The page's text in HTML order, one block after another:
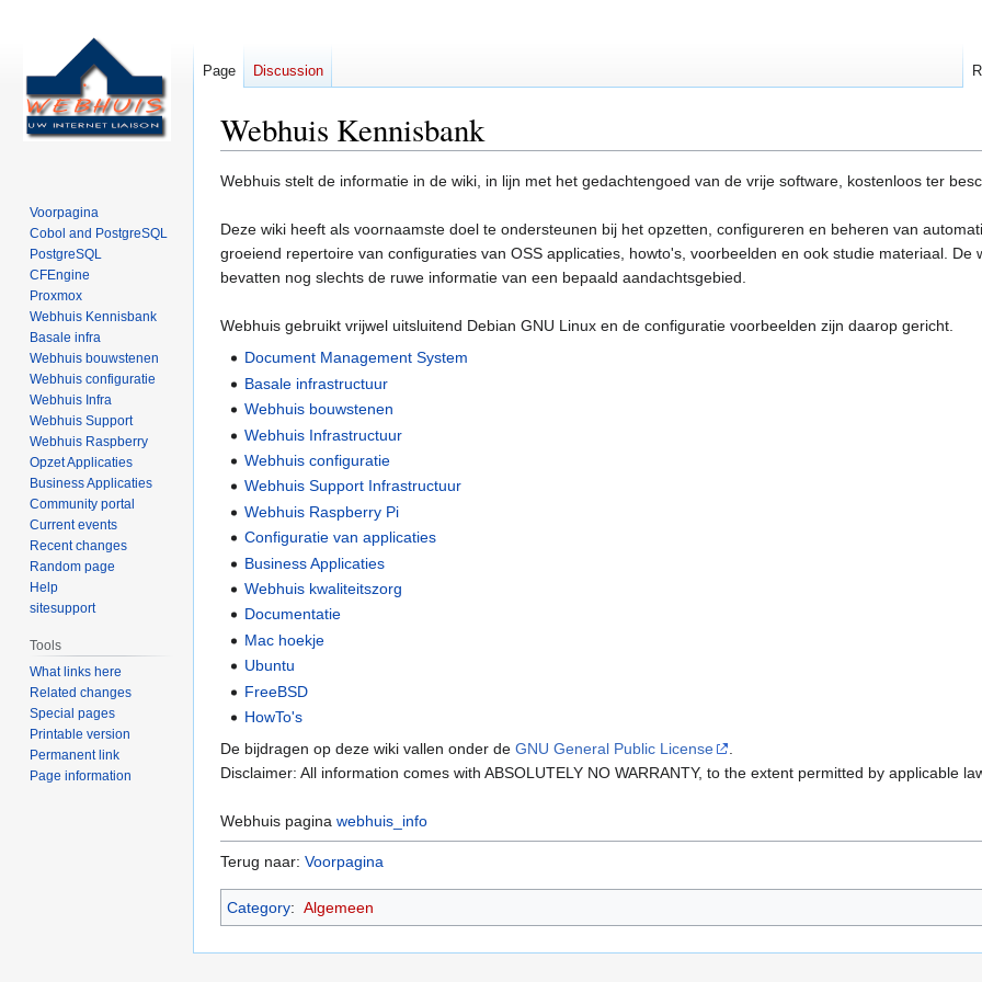
Webhuis Kennisbank
Jump
navigation
Jump
search
Webhuis stelt de informatie in de wiki, in lijn met het gedachtengoed van de vrije software, kostenloos ter
Deze wiki heeft als voornaamste doel te ondersteunen bij het opzetten, configureren en beheren van
groeiend repertoire van configuraties van OSS applicaties, howto's, voorbeelden en ook studie materiaal.
bevatten nog slechts de ruwe informatie van een bepaald aandachtsgebied.
Webhuis gebruikt vrijwel uitsluitend Debian GNU Linux en de configuratie voorbeelden zijn daarop gericht.
Document Management System
Basale infrastructuur
Webhuis bouwstenen
Webhuis Infrastructuur
Webhuis configuratie
Webhuis Support Infrastructuur
Webhuis Raspberry Pi
Configuratie van applicaties
Business Applicaties
Webhuis kwaliteitszorg
Documentatie
Mac hoekje
Ubuntu
FreeBSD
HowTo's
De bijdragen op deze wiki vallen onder de GNU General Public License
Disclaimer: All information comes with ABSOLUTELY NO WARRANTY, to the extent permitted by applicable
Webhuis pagina webhuis_info
Terug naar: Voorpagina
Category: Algemeen
Page Discussion
Voorpagina
Cobol and PostgreSQL
PostgreSQL
CFEngine
Proxmox
Webhuis Kennisbank
Basale infra
Webhuis bouwstenen
Webhuis configuratie
Webhuis Infra
Webhuis Support
Webhuis Raspberry
Opzet Applicaties
Business Applicaties
Community portal
Current events
Recent changes
Random page
Help
sitesupport
Tools
What links here
Related changes
Special pages
Printable version
Permanent link
Page information